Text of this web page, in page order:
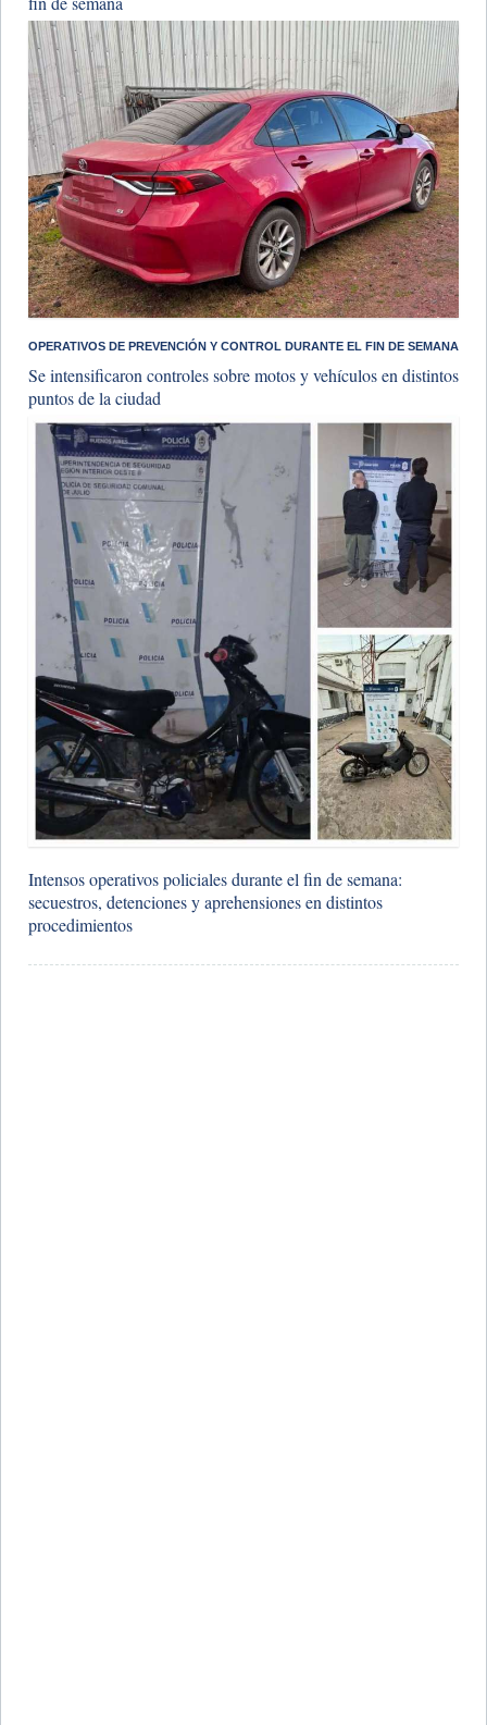
OPERATIVOS DE PREVENCIÓN Y CONTROL DURANTE EL FIN DE SEMANA
Se intensificaron controles sobre motos y vehículos en distintos
puntos de la ciudad
Intensos operativos policiales durante el fin de semana:
secuestros, detenciones y aprehensiones en distintos
procedimientos